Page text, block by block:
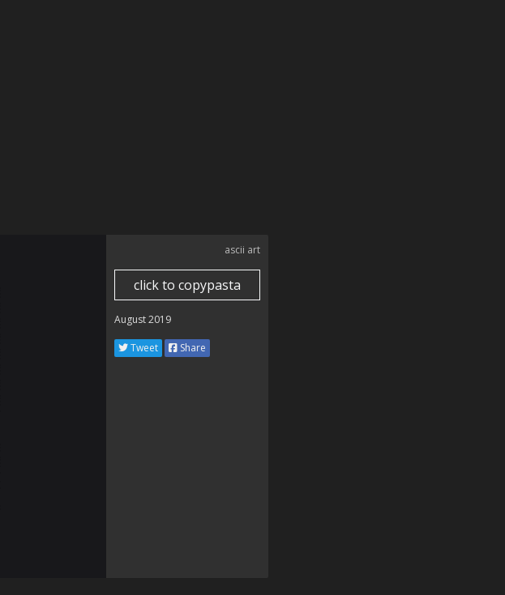
ascii art
click to copypasta
August 2019
Tweet Share